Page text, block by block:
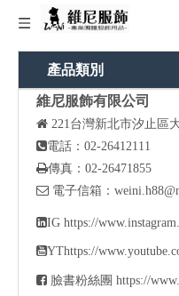
產品類別
維尼服飾有限公司
 221台灣新北市汐止區
電話：02-26412111
傳真：02-26471855
 電子信箱：
IG https://
YThttps://
 臉書粉絲團 https://